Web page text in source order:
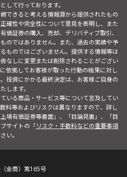
して行っております。
できると考える情報源から提供されたもの
確性や完全性について意見を表明し、また
価証券の購入、売却、デリバティブ取引、
のではありません。また、過去の実績や予
ものではございません。提供する情報等は
なしに変更または削除されることがござい
依拠してお客様が取った行動の結果に対し
投資にかかる最終決定は、お客様ご自身の
します。
いる商品・サービス等について言及してい
料等およびリスクは異なりますので、詳し
場有価証券等書面」、「目論見書」、「目
サイトの「リスク・手数料などの重要事項
い。
金商）第165号